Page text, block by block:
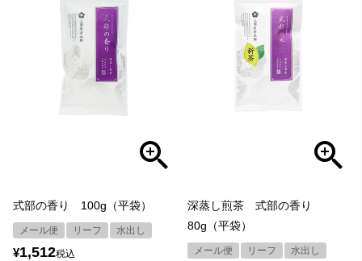
式部の香り 100g（平袋）
メール便 リーフ 水出し
¥1,512税込
深蒸し煎茶 式部の香り
80g（平袋）
メール便 リーフ 水出し